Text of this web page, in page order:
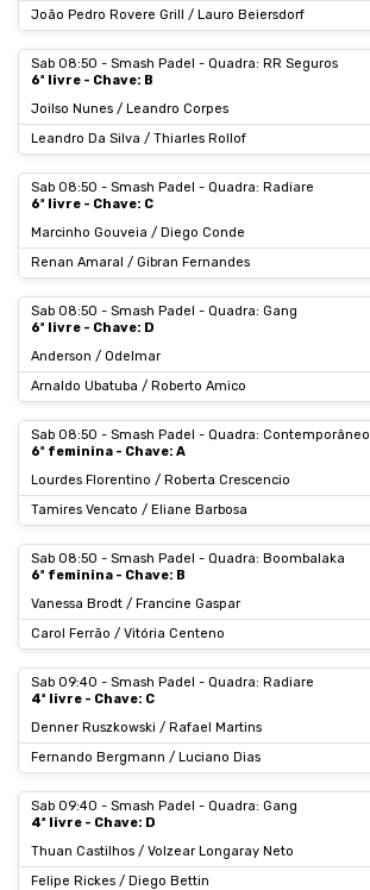
João Pedro Rovere Grill / Lauro Beiersdorf
Sab 08:50 - Smash Padel - Quadra: RR Seguros
6ª livre - Chave: B
Joilso Nunes / Leandro Corpes
Leandro Da Silva / Thiarles Rollof
Sab 08:50 - Smash Padel - Quadra: Radiare
6ª livre - Chave: C
Marcinho Gouveia / Diego Conde
Renan Amaral / Gibran Fernandes
Sab 08:50 - Smash Padel - Quadra: Gang
6ª livre - Chave: D
Anderson / Odelmar
Arnaldo Ubatuba / Roberto Amico
Sab 08:50 - Smash Padel - Quadra: Contemporâneo
6ª feminina - Chave: A
Lourdes Florentino / Roberta Crescencio
Tamires Vencato / Eliane Barbosa
Sab 08:50 - Smash Padel - Quadra: Boombalaka
6ª feminina - Chave: B
Vanessa Brodt / Francine Gaspar
Carol Ferrão / Vitória Centeno
Sab 09:40 - Smash Padel - Quadra: Radiare
4ª livre - Chave: C
Denner Ruszkowski / Rafael Martins
Fernando Bergmann / Luciano Dias
Sab 09:40 - Smash Padel - Quadra: Gang
4ª livre - Chave: D
Thuan Castilhos / Volzear Longaray Neto
Felipe Rickes / Diego Bettin